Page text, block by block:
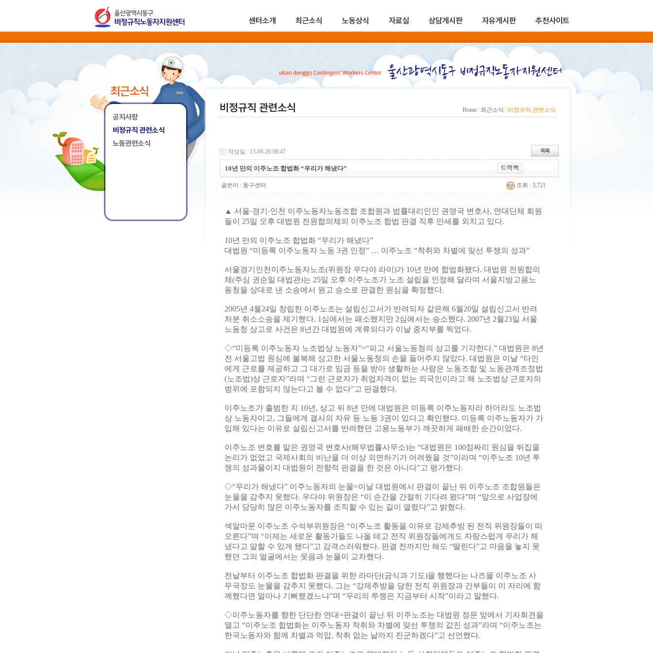
센터소개 최근소식 노동상식 자료실 상담게시판 자유게시판 추천사이트
최근소식
공지사항
비정규직 관련소식
노동관련소식
비정규직 관련소식 Home 최근소식 비정규직 관련소식
작성일 : 15-06-26 08:47
10년 만의 이주노조 합법화 “우리가 해냈다”
글쓴이 : 동구센터 조회 : 3,721
▲ 서울·경기·인천 이주노동자노동조합 조합원과 법률대리인인 권영국 변호사, 연대단체 회원
들이 25일 오후 대법원 전원합의체의 이주노조 합법 판결 직후 만세를 외치고 있다.
10년 만의 이주노조 합법화 “우리가 해냈다”
대법원 “미등록 이주노동자 노동 3권 인정” … 이주노조 “착취와 차별에 맞선 투쟁의 성과”
서울경기인천이주노동자노조(위원장 우다야 라이)가 10년 만에 합법화됐다. 대법원 전원합의
체(주심 권순일 대법관)는 25일 오후 이주노조가 노조 설립을 인정해 달라며 서울지방고용노
동청을 상대로 낸 소송에서 원고 승소로 판결한 원심을 확정했다.
2005년 4월24일 창립한 이주노조는 설립신고서가 반려되자 같은해 6월20일 설립신고서 반려
처분 취소소송을 제기했다. 1심에서는 패소했지만 2심에서는 승소했다. 2007년 2월23일 서울
노동청 상고로 사건은 8년간 대법원에 계류되다가 이날 종지부를 찍었다.
◇“미등록 이주노동자 노조법상 노동자”=“피고 서울노동청의 상고를 기각한다.” 대법원은 8년
전 서울고법 원심에 불복해 상고한 서울노동청의 손을 들어주지 않았다. 대법원은 이날 “타인
에게 근로를 제공하고 그 대가로 임금 등을 받아 생활하는 사람은 노동조합 및 노동관계조정법
(노조법)상 근로자”라며 “그런 근로자가 취업자격이 없는 외국인이라고 해 노조법상 근로자의
범위에 포함되지 않는다고 볼 수 없다”고 판결했다.
이주노조가 출범한 지 10년, 상고 뒤 8년 만에 대법원은 미등록 이주노동자라 하더라도 노조법
상 노동자이고, 그들에게 결사의 자유 등 노동 3권이 있다고 확인했다. 미등록 이주노동자가 가
입해 있다는 이유로 설립신고서를 반려했던 고용노동부가 깨끗하게 패배한 순간이었다.
이주노조 변호를 맡은 권영국 변호사(해우법률사무소)는 “대법원은 100점짜리 원심을 뒤집을
논리가 없었고 국제사회의 비난을 더 이상 외면하기가 어려웠을 것”이라며 “이주노조 10년 투
쟁의 성과물이지 대법원이 전향적 판결을 한 것은 아니다”고 평가했다.
◇“우리가 해냈다” 이주노동자의 눈물=이날 대법원에서 판결이 끝난 뒤 이주노조 조합원들은
눈물을 감추지 못했다. 우다야 위원장은 “이 순간을 간절히 기다려 왔다”며 “앞으로 사업장에
가서 당당히 많은 이주노동자를 조직할 수 있는 길이 열렸다”고 밝혔다.
섹알마문 이주노조 수석부위원장은 “이주노조 활동을 이유로 강제추방 된 전직 위원장들이 떠
오른다”며 “이제는 새로운 활동가들도 나올 테고 전직 위원장들에게도 자랑스럽게 우리가 해
냈다고 말할 수 있게 됐다”고 감격스러워했다. 판결 전까지만 해도 “떨린다”고 마음을 놓지 못
했던 그의 얼굴에서는 웃음과 눈물이 교차했다.
전날부터 이주노조 합법화 판결을 위한 라마단(금식과 기도)을 행했다는 나즈몰 이주노조 사
무국장도 눈물을 감추지 못했다. 그는 “강제추방을 당한 전직 위원장과 간부들이 이 자리에 함
께했다면 얼마나 기뻐했겠느냐”며 “우리의 투쟁은 지금부터 시작”이라고 말했다.
◇이주노동자를 향한 단단한 연대=판결이 끝난 뒤 이주노조는 대법원 정문 앞에서 기자회견을
열고 “이주노조 합법화는 이주노동자 착취와 차별에 맞선 투쟁의 값진 성과”라며 “이주노조는
한국노동자와 함께 차별과 억압, 착취 없는 날까지 진군하겠다”고 선언했다.